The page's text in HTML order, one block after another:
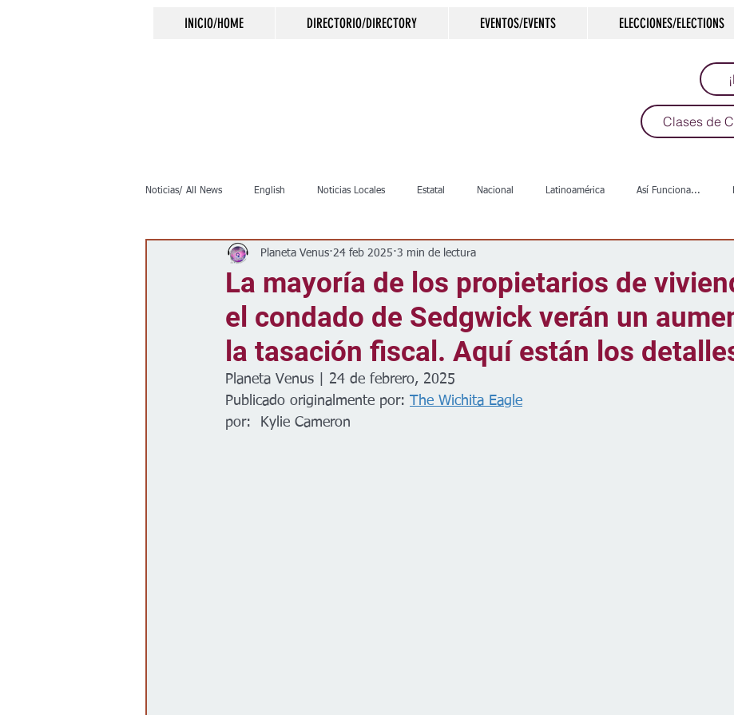
INICIO/HOME DIRECTORIO/DIRECTORY EVENTOS/EVENTS ELECCIONES/ELECTIONS
Clases de
Noticias/ All News English Noticias Locales Estatal Nacional Latinoamérica Así Funciona...
Inmigración Crimen Negocios Salud Arte & Cultura
Clima Vivienda Escuelas Calles Desamparados Carreteras Comunidad
Espectáculos
La mayoría de los propietarios de
el condado de Sedgwick verán un
la tasación fiscal. Aquí están los
Planeta Venus 24 feb 2025 3 min de lectura
Planeta Venus | 24 de febrero, 2025
Publicado originalmente por: The Wichita Eagle
por:  Kylie Cameron